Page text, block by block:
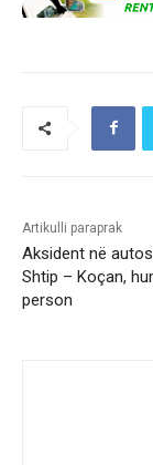
Artikulli paraprak
Aksident në
Shtip – Koçan,
person